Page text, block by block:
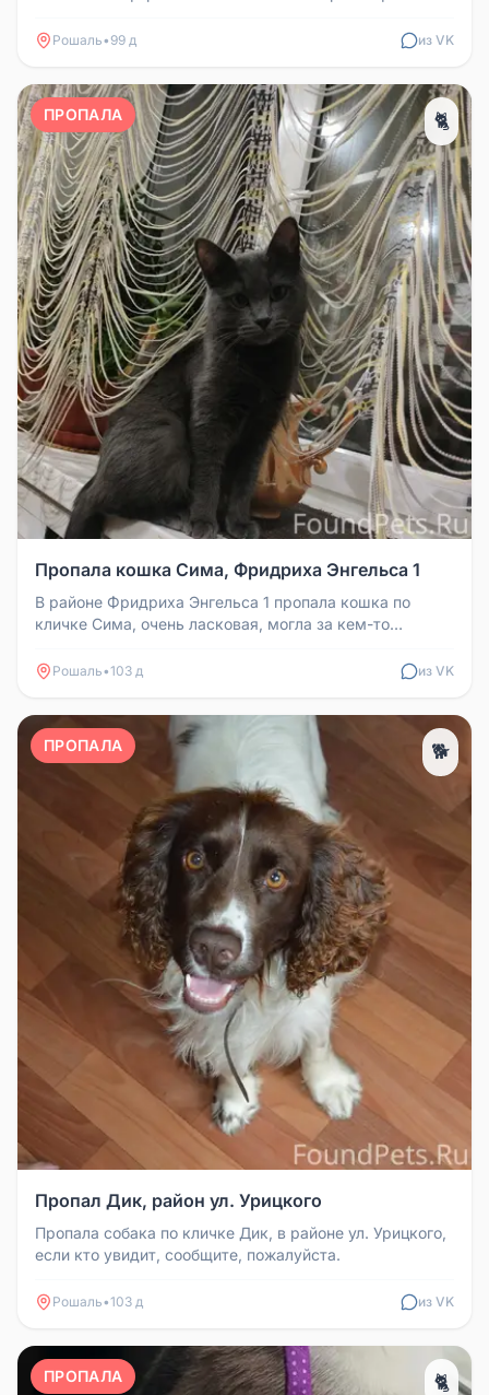
Рошаль• 99 д из VK
ПРОПАЛА 🐈
Пропала кошка Сима, Фридриха Энгельса 1
В районе Фридриха Энгельса 1 пропала кошка по
кличке Сима, очень ласковая, могла за кем-то
Рошаль•103 д из VK
ПРОПАЛА 🐕
Пропал Дик, район ул. Урицкого
Пропала собака по кличке Дик, в районе ул. Урицкого,
если кто увидит, сообщите, пожалуйста.
Рошаль•103 д из VK
ПРОПАЛА 🐈